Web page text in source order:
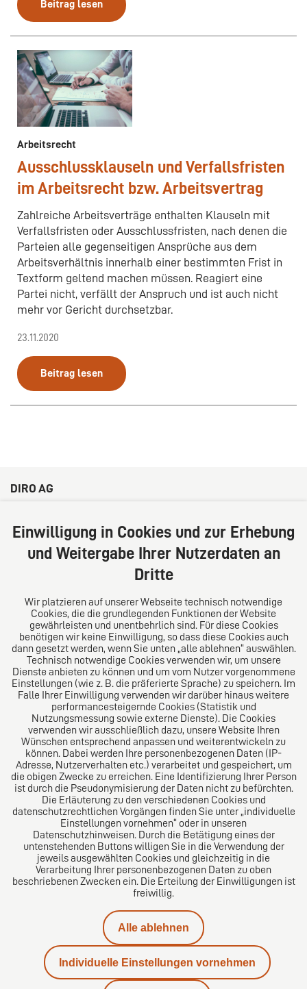
Beitrag lesen
Arbeitsrecht
Ausschlussklauseln und Verfallsfristen
im Arbeitsrecht bzw. Arbeitsvertrag
Zahlreiche Arbeitsverträge enthalten Klauseln mit
Verfallsfristen oder Ausschlussfristen, nach denen die
Parteien alle gegenseitigen Ansprüche aus dem
Arbeitsverhältnis innerhalb einer bestimmten Frist in
Textform geltend machen müssen. Reagiert eine
Partei nicht, verfällt der Anspruch und ist auch nicht
mehr vor Gericht durchsetzbar.
23.11.2020
Beitrag lesen
DIRO AG
20354 Hamburg
Deutschland
Tel: +49 (0) 40 41352231
Über uns
Das Kanzlei-Vertrauensnetzwerk. Aus Europa für die
Welt. Für den erfolgreichen Mittelstand.
Folgen Sie uns auf
Das europäische Kanzlei-Netzwerk
Datenschutz
Einwilligung in Cookies und zur Erhebung
und Weitergabe Ihrer Nutzerdaten an
Dritte
Wir platzieren auf unserer Webseite technisch notwendige
Cookies, die die grundlegenden Funktionen der Website
gewährleisten und unentbehrlich sind. Für diese Cookies
benötigen wir keine Einwilligung, so dass diese Cookies auch
dann gesetzt werden, wenn Sie unten „alle ablehnen“ auswählen.
Technisch notwendige Cookies verwenden wir, um unsere
Dienste anbieten zu können und um vom Nutzer vorgenommene
Einstellungen (wie z. B. die präferierte Sprache) zu speichern. Im
Falle Ihrer Einwilligung verwenden wir darüber hinaus weitere
performancesteigernde Cookies (Statistik und
Nutzungsmessung sowie externe Dienste). Die Cookies
verwenden wir ausschließlich dazu, unsere Website Ihren
Wünschen entsprechend anpassen und weiterentwickeln zu
können. Dabei werden Ihre personenbezogenen Daten (IP-
Adresse, Nutzerverhalten etc.) verarbeitet und gespeichert, um
die obigen Zwecke zu erreichen. Eine Identifizierung Ihrer Person
ist durch die Pseudonymisierung der Daten nicht zu befürchten.
Die Erläuterung zu den verschiedenen Cookies und
datenschutzrechtlichen Vorgängen finden Sie unter „individuelle
Einstellungen vornehmen“ oder in unseren
Datenschutzhinweisen. Durch die Betätigung eines der
untenstehenden Buttons willigen Sie in die Verwendung der
jeweils ausgewählten Cookies und gleichzeitig in die
Verarbeitung Ihrer personenbezogenen Daten zu oben
beschriebenen Zwecken ein. Die Erteilung der Einwilligungen ist
freiwillig.
Alle ablehnen
Individuelle Einstellungen vornehmen